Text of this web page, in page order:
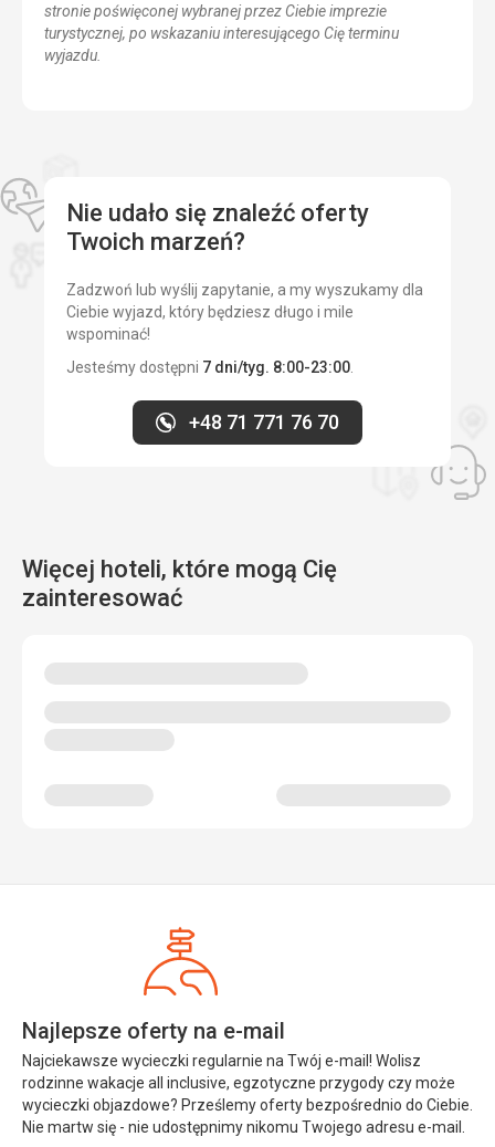
stronie poświęconej wybranej przez Ciebie imprezie
turystycznej, po wskazaniu interesującego Cię terminu
wyjazdu.
Nie udało się znaleźć oferty
Twoich marzeń?
Zadzwoń lub wyślij zapytanie, a my wyszukamy dla
Ciebie wyjazd, który będziesz długo i mile
wspominać!
Jesteśmy dostępni 7 dni/tyg. 8:00-23:00
+48 71 771 76 70
Więcej hoteli, które mogą Cię
zainteresować
Najlepsze oferty na e-mail
Najciekawsze wycieczki regularnie na Twój e-mail! Wolisz
rodzinne wakacje all inclusive, egzotyczne przygody czy może
wycieczki objazdowe? Prześlemy oferty bezpośrednio do Ciebie.
Nie martw się - nie udostępnimy nikomu Twojego adresu e-mail.